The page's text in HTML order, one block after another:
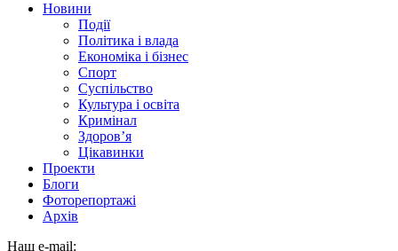
Новини
Події
Політика і влада
Економіка і бізнес
Спорт
Суспільство
Культура і освіта
Кримінал
Здоров’я
Цікавинки
Проекти
Блоги
Фоторепортажі
Архів
Наш e-mail: